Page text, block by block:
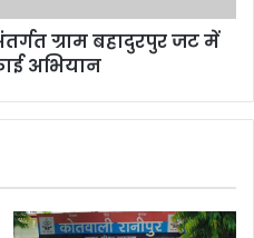
ग्राम बहादुरपुर जट में
अभियान